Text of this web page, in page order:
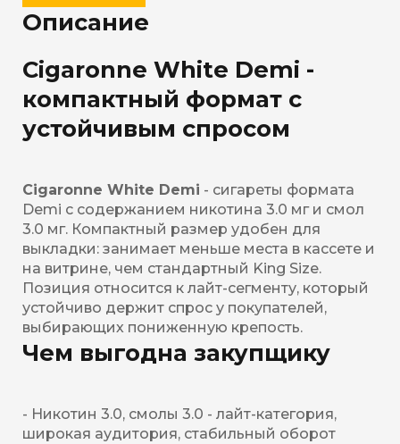
Описание
Cigaronne White Demi -
компактный формат с
устойчивым спросом
Cigaronne White Demi - сигареты формата
Demi с содержанием никотина 3.0 мг и смол
3.0 мг. Компактный размер удобен для
выкладки: занимает меньше места в кассете и
на витрине, чем стандартный King Size.
Позиция относится к лайт-сегменту, который
устойчиво держит спрос у покупателей,
выбирающих пониженную крепость.
Чем выгодна закупщику
- Никотин 3.0, смолы 3.0 - лайт-категория,
широкая аудитория, стабильный оборот